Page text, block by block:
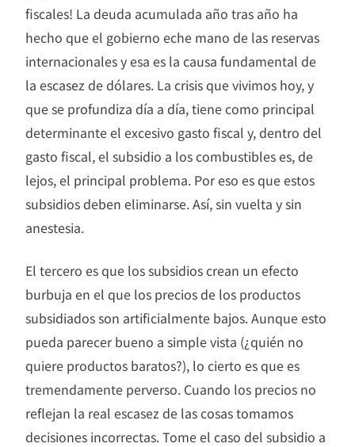
fiscales! La deuda acumulada año tras año ha
hecho que el gobierno eche mano de las reservas
internacionales y esa es la causa fundamental de
la escasez de dólares. La crisis que vivimos hoy, y
que se profundiza día a día, tiene como principal
determinante el excesivo gasto fiscal y, dentro del
gasto fiscal, el subsidio a los combustibles es, de
lejos, el principal problema. Por eso es que estos
subsidios deben eliminarse. Así, sin vuelta y sin
anestesia.
El tercero es que los subsidios crean un efecto
burbuja en el que los precios de los productos
subsidiados son artificialmente bajos. Aunque esto
pueda parecer bueno a simple vista (¿quién no
quiere productos baratos?), lo cierto es que es
tremendamente perverso. Cuando los precios no
reflejan la real escasez de las cosas tomamos
decisiones incorrectas. Tome el caso del subsidio a